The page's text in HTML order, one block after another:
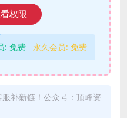
权限
: 免费 永久会员: 免费
补新链！公众号：顶峰资